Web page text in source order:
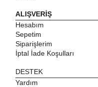
ALIŞVERİŞ
Hesabım
Sepetim
Siparişlerim
İptal İade Koşulları
DESTEK
Yardım